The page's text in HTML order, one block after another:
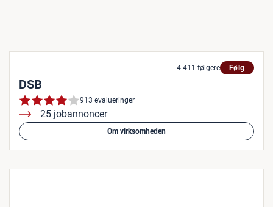
4.411 følgere Følg
DSB
913 evalueringer
25 jobannoncer
Om virksomheden